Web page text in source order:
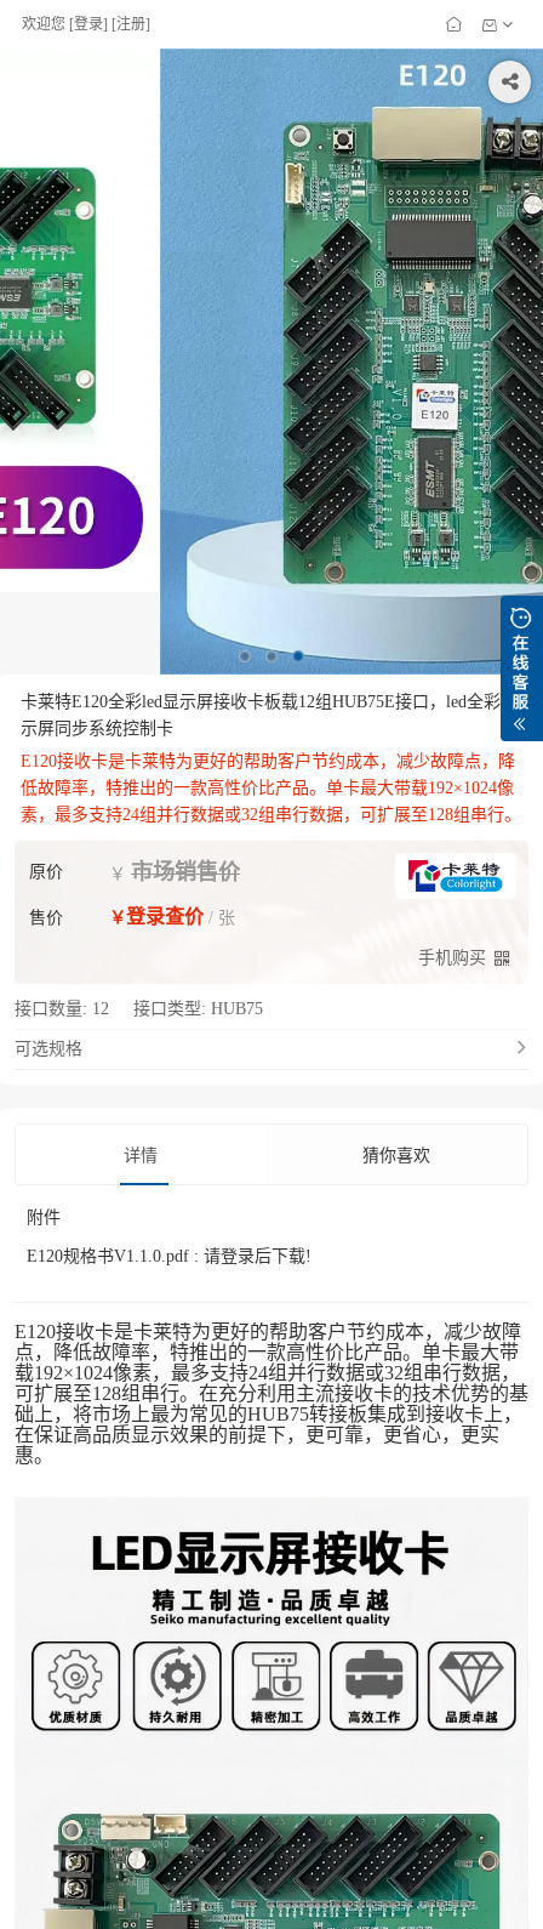
欢迎您 [登录] [注册]
卡莱特E120全彩led显示屏接收卡板载12组HUB75E接口，led全彩显
示屏同步系统控制卡
E120接收卡是卡莱特为更好的帮助客户节约成本，减少故障点，降
低故障率，特推出的一款高性价比产品。单卡最大带载192×1024像
素，最多支持24组并行数据或32组串行数据，可扩展至128组串行。
原价 ￥ 市场销售价
售价 ￥登录查价/ 张
手机购买
接口数量: 12 接口类型: HUB75
可选规格
详情 猜你喜欢
附件
E120规格书V1.1.0.pdf : 请登录后下载!
E120接收卡是卡莱特为更好的帮助客户节约成本，减少故障
点，降低故障率，特推出的一款高性价比产品。单卡最大带
载192×1024像素，最多支持24组并行数据或32组串行数据，
可扩展至128组串行。在充分利用主流接收卡的技术优势的基
础上，将市场上最为常见的HUB75转接板集成到接收卡上，
在保证高品质显示效果的前提下，更可靠，更省心，更实
惠。